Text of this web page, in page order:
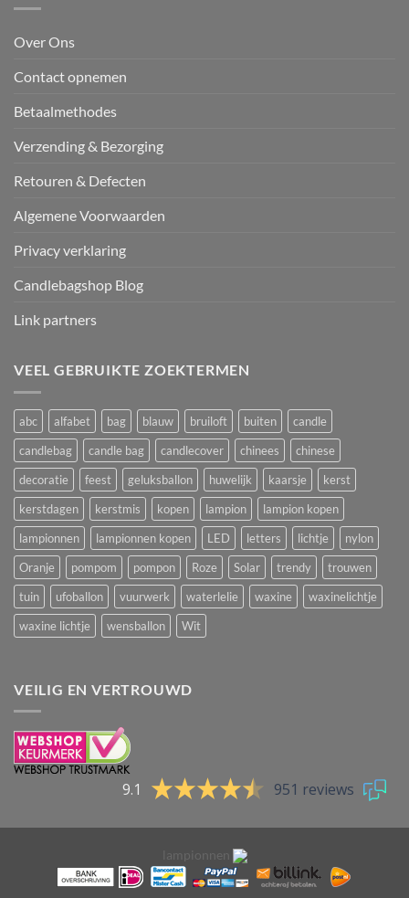
Over Ons
Contact opnemen
Betaalmethodes
Verzending & Bezorging
Retouren & Defecten
Algemene Voorwaarden
Privacy verklaring
Candlebagshop Blog
Link partners
VEEL GEBRUIKTE ZOEKTERMEN
abc alfabet bag blauw bruiloft buiten
candle
candlebag
candle bag candlecover chinees
chinese
decoratie
feest geluksballon huwelijk kaarsje
kerst
kerstdagen
kerstmis kopen lampion
lampion kopen
lampionnen
lampionnen kopen LED letters lichtje
nylon
Oranje
pompom pompon Roze Solar trendy
trouwen
tuin
ufoballon vuurwerk waterlelie waxine
waxinelichtje
waxine lichtje
wensballon Wit
VEILIG EN VERTROUWD
9.1 951 reviews
lampionnen